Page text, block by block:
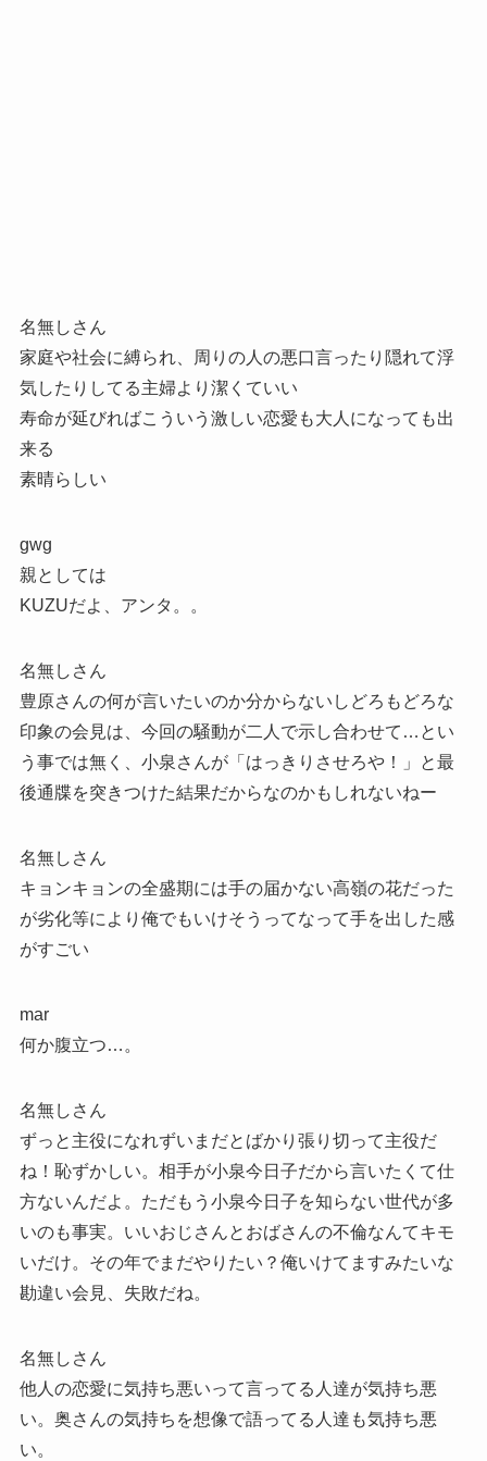
名無しさん
家庭や社会に縛られ、周りの人の悪口言ったり隠れて浮
気したりしてる主婦より潔くていい
寿命が延びればこういう激しい恋愛も大人になっても出
来る
素晴らしい
gwg
親としては
KUZUだよ、アンタ。。
名無しさん
豊原さんの何が言いたいのか分からないしどろもどろな
印象の会見は、今回の騒動が二人で示し合わせて…とい
う事では無く、小泉さんが「はっきりさせろや！」と最
後通牒を突きつけた結果だからなのかもしれないねー
名無しさん
キョンキョンの全盛期には手の届かない高嶺の花だった
が劣化等により俺でもいけそうってなって手を出した感
がすごい
mar
何か腹立つ…。
名無しさん
ずっと主役になれずいまだとばかり張り切って主役だ
ね！恥ずかしい。相手が小泉今日子だから言いたくて仕
方ないんだよ。ただもう小泉今日子を知らない世代が多
いのも事実。いいおじさんとおばさんの不倫なんてキモ
いだけ。その年でまだやりたい？俺いけてますみたいな
勘違い会見、失敗だね。
名無しさん
他人の恋愛に気持ち悪いって言ってる人達が気持ち悪
い。奥さんの気持ちを想像で語ってる人達も気持ち悪
い。